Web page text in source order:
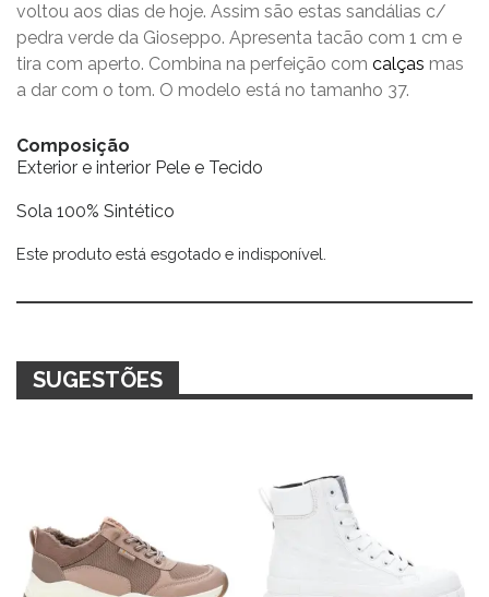
voltou aos dias de hoje. Assim são estas sandálias c/
pedra verde da Gioseppo. Apresenta tacão com 1 cm e
tira com aperto. Combina na perfeição com calças mas
a dar com o tom. O modelo está no tamanho 37.
Composição
Exterior e interior Pele e Tecido
Sola 100% Sintético
Este produto está esgotado e indisponível.
Alternative:
SUGESTÕES